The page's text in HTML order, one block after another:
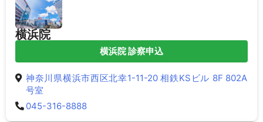
横浜院
横浜院 診察申込
神奈川県横浜市西区北幸1-11-20 相鉄KSビル 8F 802A
号室
045-316-8888